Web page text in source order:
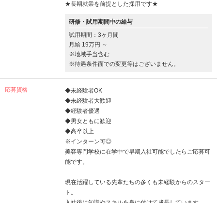
★長期就業を前提とした採用です★
研修・試用期間中の給与
試用期間：3ヶ月間
月給 19万円 ～
※地域手当含む
※待遇条件面での変更等はございません。
応募資格
◆未経験者OK
◆未経験者大歓迎
◆経験者優遇
◆男女ともに歓迎
◆高卒以上
※インターン可◎
美容専門学校に在学中で早期入社可能でしたらご応募可
能です。
現在活躍している先輩たちの多くも未経験からのスター
ト。